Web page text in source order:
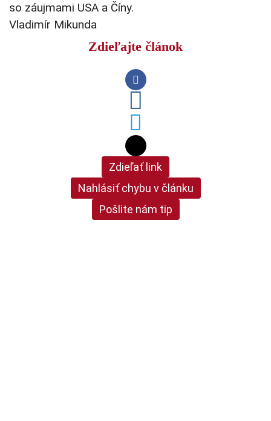
so záujmami USA a Číny.
Vladimír Mikunda
Zdieľajte článok
Zdieľať link
Nahlásiť chybu v článku
Pošlite nám tip